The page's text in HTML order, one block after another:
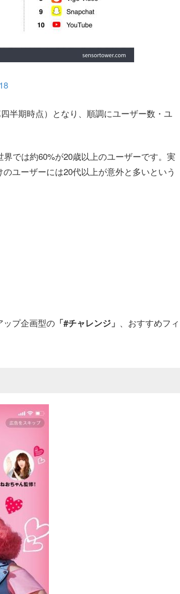
半期時点）となり、順調にユーザー数・ユ
では約60%が20歳以上のユーザーです。実
ユーザーには20代以上が意外と多いという
ップ企画型の 「#チャレンジ」 、おすすめフィ